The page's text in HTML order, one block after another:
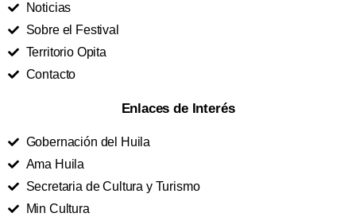
Noticias
Sobre el Festival
Territorio Opita
Contacto
Enlaces de Interés
Gobernación del Huila
Ama Huila
Secretaria de Cultura y Turismo
Min Cultura